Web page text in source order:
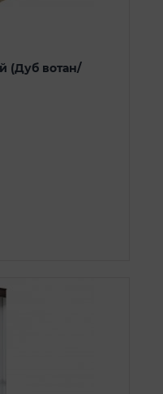
(Дуб вотан/